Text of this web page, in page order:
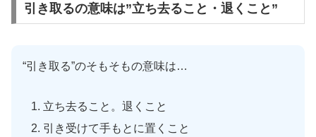
引き取るの意味は”立ち去ること・退くこと”
“引き取る”のそもそもの意味は…
立ち去ること。退くこと
引き受けて手もとに置くこと